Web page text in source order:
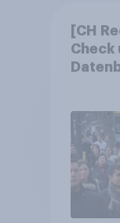
[CH
Check